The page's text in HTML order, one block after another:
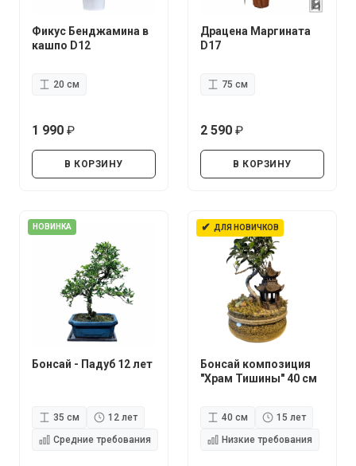
Фикус Бенджамина в
кашпо D12
20 см
1 990
В КОРЗИНУ
Драцена Маргината
D17
75 см
2 590
В КОРЗИНУ
НОВИНКА
Бонсай - Падуб 12 лет
35 см
12 лет
Средние требования
✔ ДЛЯ НОВИЧКОВ
Бонсай композиция
"Храм Тишины" 40 см
40 см
15 лет
Низкие требования